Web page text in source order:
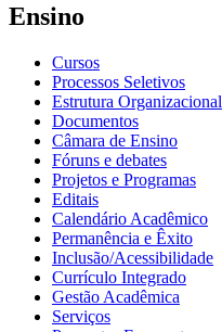
Ensino
Cursos
Processos Seletivos
Estrutura Organizacional
Documentos
Câmara de Ensino
Fóruns e debates
Projetos e Programas
Editais
Calendário Acadêmico
Permanência e Êxito
Inclusão/Acessibilidade
Currículo Integrado
Gestão Acadêmica
Serviços